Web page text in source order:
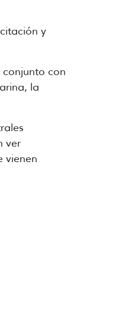
y
con
la
ver
vienen